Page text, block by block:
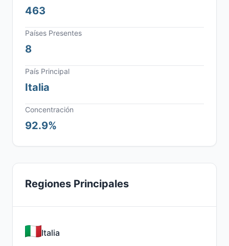
463
Países Presentes
8
País Principal
Italia
Concentración
92.9%
Regiones Principales
Italia